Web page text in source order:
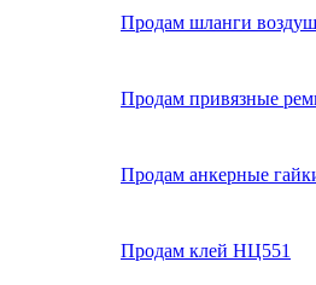
Продам шланги
Продам привязные
Продам анкерные
Продам клей НЦ551